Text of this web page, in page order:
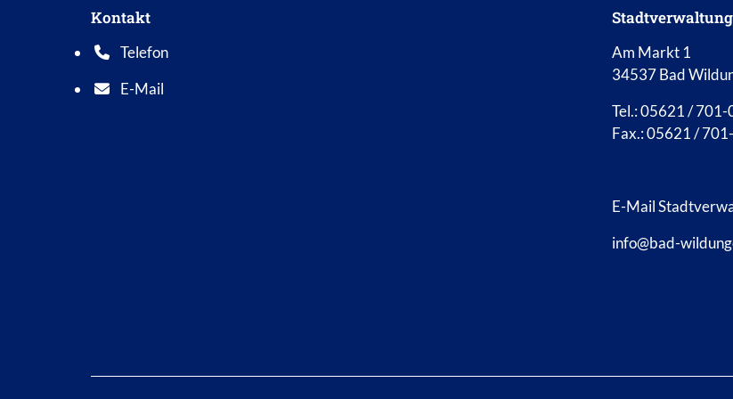
Kontakt
Telefon
Telefonnummer: 0 5 6 2 1 7 0 1 0
E-Mail
E-Mail Adresse: info@bad-wildungen.de
Stadtverwaltung
Am Markt 1
34537 Bad
Tel.: 05621 / 701-
Fax.: 05621 /
E-Mail
info@bad-